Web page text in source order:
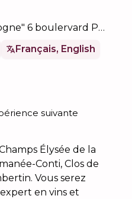
"Porte Marie de Bourgogne" 6 boulervard Perpreuil
Français, English
suivante
Élysée de la
Conti, Clos de
Vous serez
en vins et